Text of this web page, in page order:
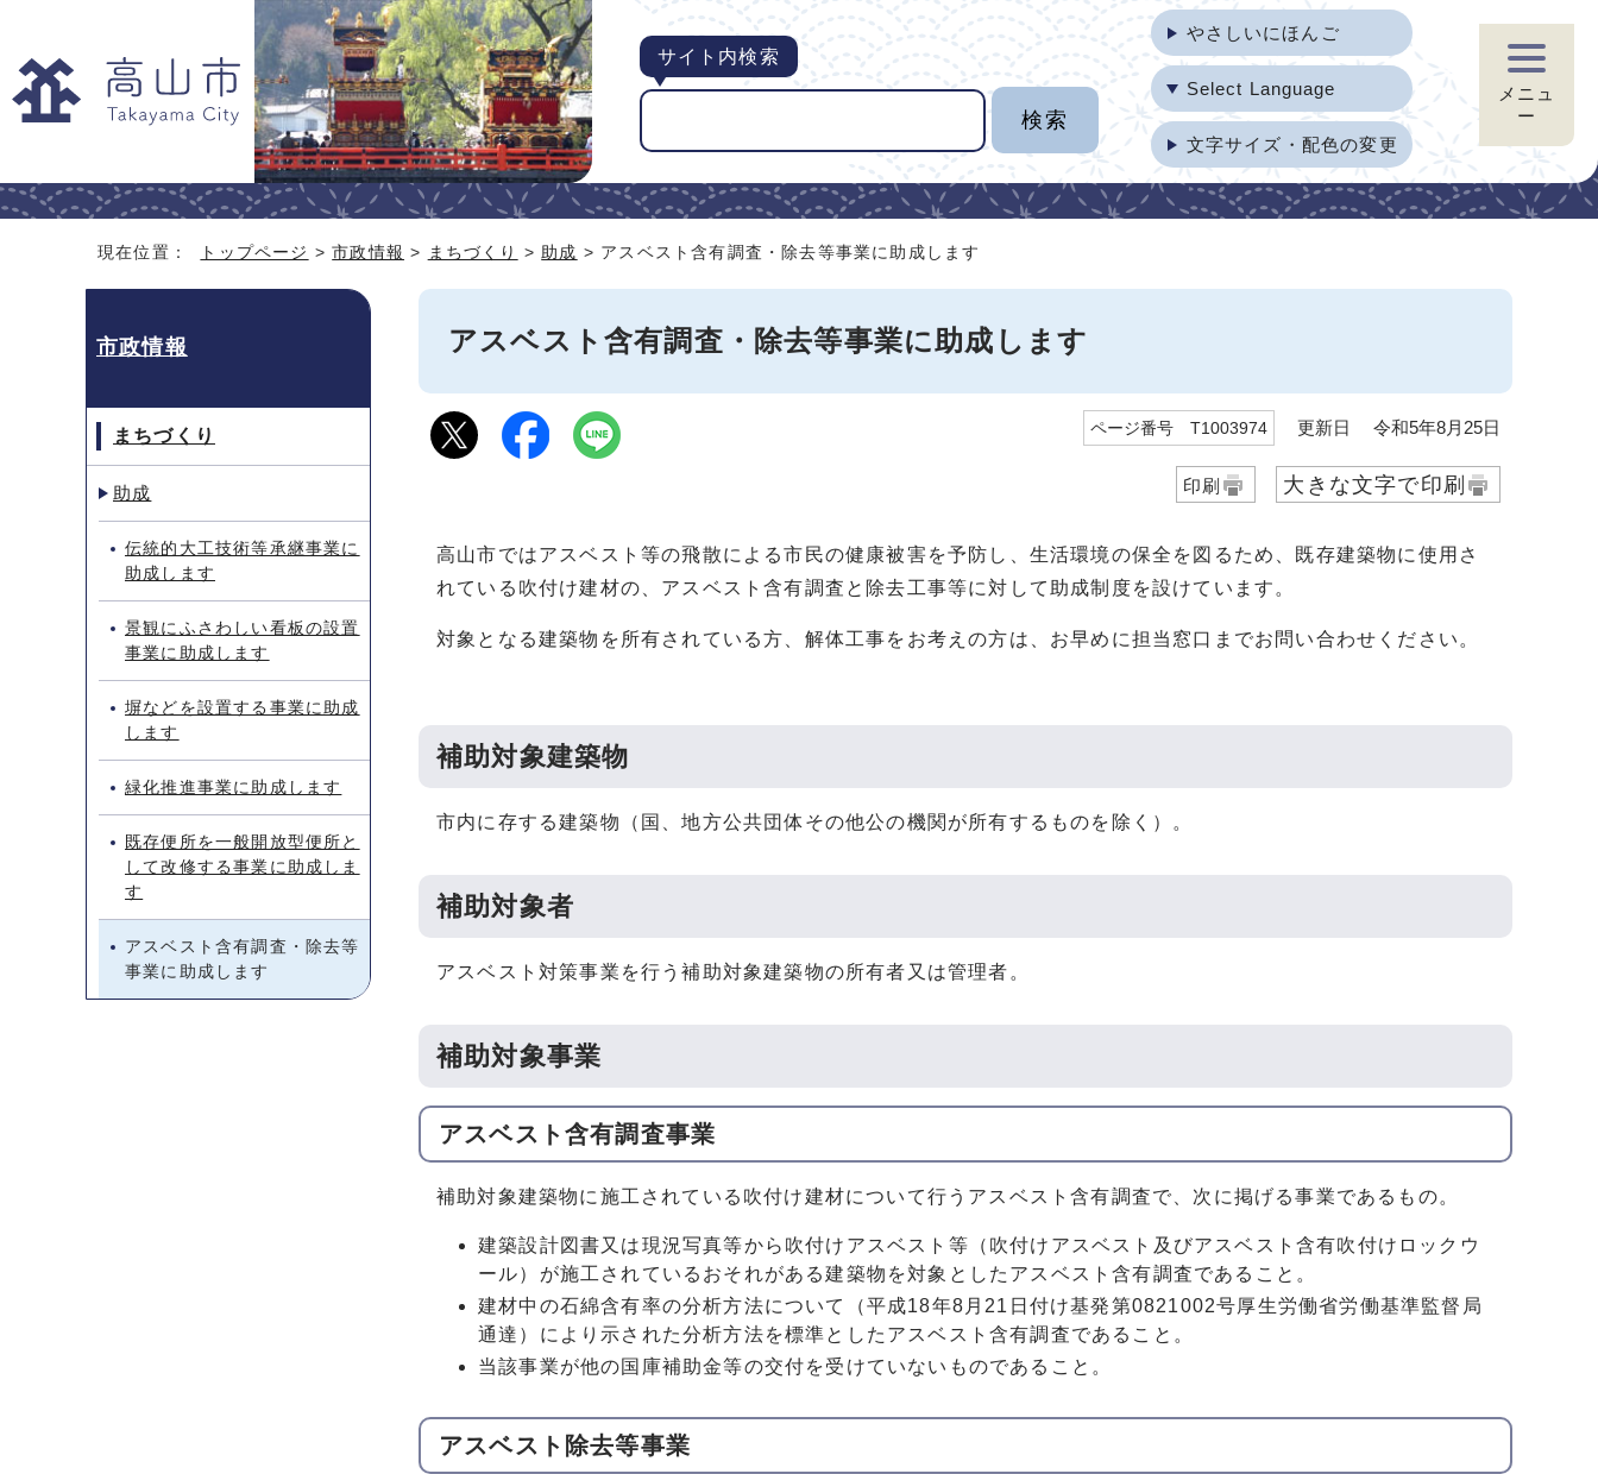
サイト内検索
やさしいにほんご
Select Language
文字サイズ・配色の変更
メニュ
ー
現在位置： トップページ >市政情報 > まちづくり > 助成 > アスベスト含有調査・除去等事業に助成します
アスベスト含有調査・除去等事業に助成します
ページ番号 T1003974 更新日 令和5年8月25日
印刷 大きな文字で印刷
高山市ではアスベスト等の飛散による市民の健康被害を予防し、生活環境の保全を図るため、既存建築物に使用さ
れている吹付け建材の、アスベスト含有調査と除去工事等に対して助成制度を設けています。
対象となる建築物を所有されている方、解体工事をお考えの方は、お早めに担当窓口までお問い合わせください。
補助対象建築物
市内に存する建築物（国、地方公共団体その他公の機関が所有するものを除く）。
補助対象者
アスベスト対策事業を行う補助対象建築物の所有者又は管理者。
補助対象事業
アスベスト含有調査事業
補助対象建築物に施工されている吹付け建材について行うアスベスト含有調査で、次に掲げる事業であるもの。
建築設計図書又は現況写真等から吹付けアスベスト等（吹付けアスベスト及びアスベスト含有吹付けロックウ
ール）が施工されているおそれがある建築物を対象としたアスベスト含有調査であること。
建材中の石綿含有率の分析方法について（平成18年8月21日付け基発第0821002号厚生労働省労働基準監督局
通達）により示された分析方法を標準としたアスベスト含有調査であること。
当該事業が他の国庫補助金等の交付を受けていないものであること。
アスベスト除去等事業
市政情報
まちづくり
助成
伝統的大工技術等承継事業に
助成します
景観にふさわしい看板の設置
事業に助成します
塀などを設置する事業に助成
します
緑化推進事業に助成します
既存便所を一般開放型便所と
して改修する事業に助成しま
す
アスベスト含有調査・除去等
事業に助成します